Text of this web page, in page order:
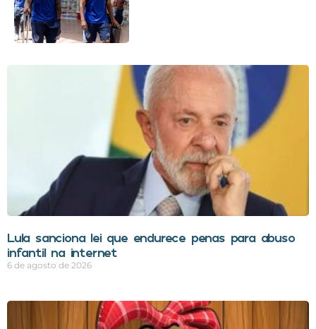
Lula sanciona lei que endurece penas para abuso
infantil na internet
6 de agosto de 2026